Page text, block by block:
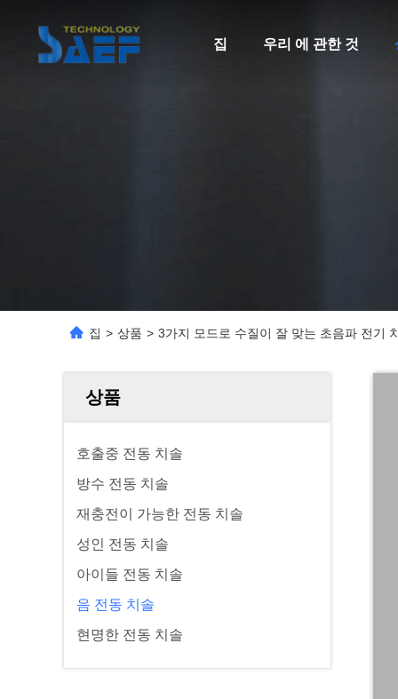
집 우리 에 관한 것
집 > 상품 > 3가지 모드로 수질이 잘 맞는 초음파 전기
상품
호출중 전동 치솔
방수 전동 치솔
재충전이 가능한 전동 치솔
성인 전동 치솔
아이들 전동 치솔
음 전동 치솔
현명한 전동 치솔